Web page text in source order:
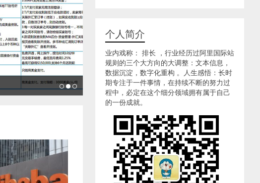
个人简介
业内戏称： 排长 ，行业经历过阿里国际站
规则的三个大方向的大调整：文本信息，
数据沉淀，数字化重构 。人生感悟：长时
期专注于一件事情，在持续不断的努力过
程中，必定在这个细分领域拥有属于自己
的一份成就。